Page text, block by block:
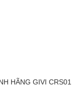
HÃNG GIVI CRS01